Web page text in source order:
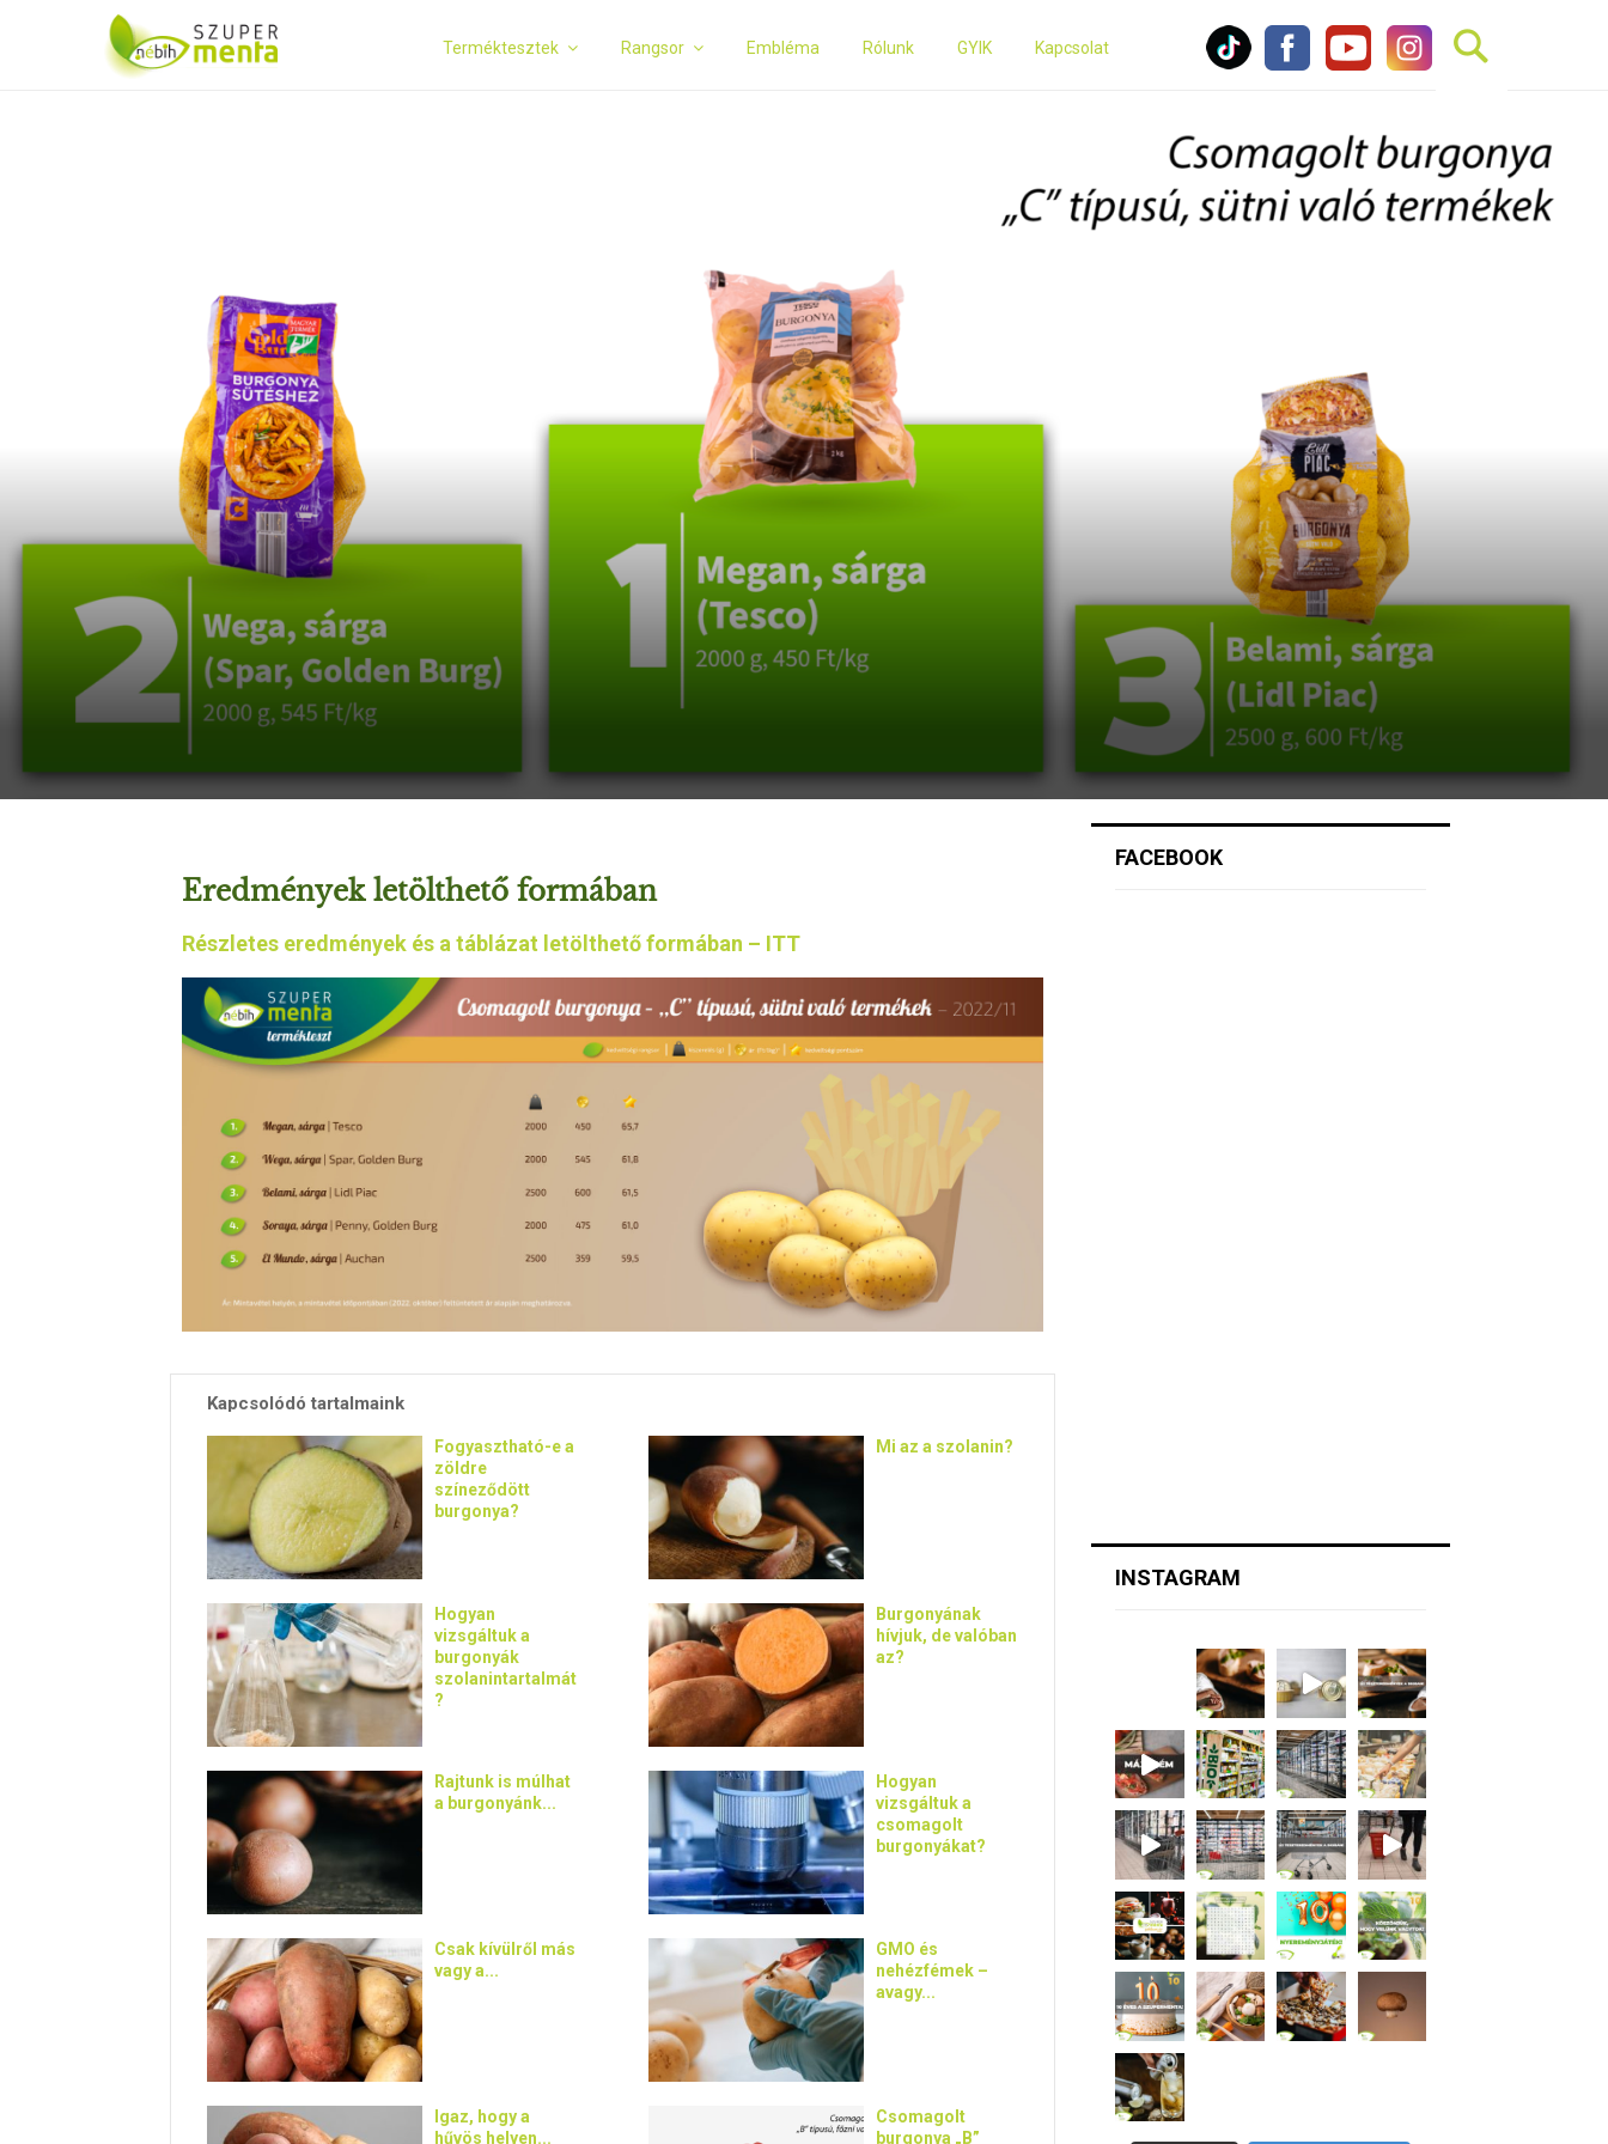
Terméktesztek Rangsor Embléma Rólunk GYIK Kapcsolat
Eredmények letölthető formában
Részletes eredmények és a táblázat letölthető formában – ITT
Kapcsolódó tartalmaink
Fogyasztható-e a
zöldre
színeződött
burgonya?
Hogyan
vizsgáltuk a
burgonyák
szolanintartalmát
?
Rajtunk is múlhat
a burgonyánk...
Csak kívülről más
vagy a...
Igaz, hogy a
hűvös helyen...
Mi az a szolanin?
Burgonyának
hívjuk, de valóban
az?
Hogyan
vizsgáltuk a
csomagolt
burgonyákat?
GMO és
nehézfémek –
avagy...
Csomagolt
burgonya „B”
FACEBOOK
INSTAGRAM